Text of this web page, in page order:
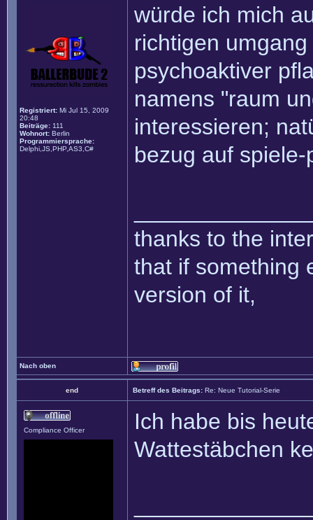
Registriert: Mi Jul 15, 2009
20:48
Beiträge: 111
Wohnort: Berlin
Programmiersprache:
Delphi,JS,PHP,AS3,C#
würde ich mich
richtigen
psychoaktiver
namens "raum
interessieren;
bezug auf
thanks to the
that if something
version of it,
Nach oben
end Betreff des Beitrags: Re: Neue Tutorial-Serie
Compliance Officer
Ich habe bis
Wattestäbchen